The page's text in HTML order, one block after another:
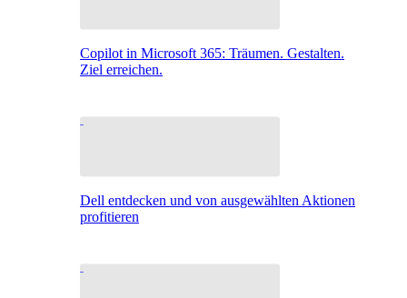
Copilot in Microsoft 365: Träumen. Gestalten.
Ziel erreichen.
Dell entdecken und von ausgewählten Aktionen
profitieren